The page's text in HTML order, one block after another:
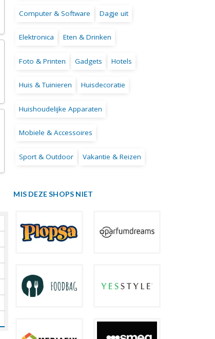
Computer & Software Dagje uit
Elektronica Eten & Drinken
Foto & Printen Gadgets Hotels
Huis & Tuinieren Huisdecoratie
Huishoudelijke Apparaten
Mobiele & Accessoires
Sport & Outdoor Vakantie & Reizen
MIS DEZE SHOPS NIET